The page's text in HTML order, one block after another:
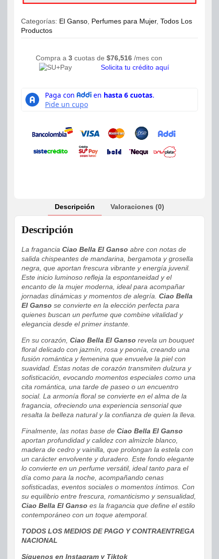
de
125ml
Mujer
Categorías: El Ganso Perfumes para Mujer, Todos Los
Productos
Compra a 3 cuotas de $76,516 /mes con
Solicita tu crédito aquí
Descripción Valoraciones (0)
Descripción
La fragancia Ciao Bella El Ganso abre con notas de
salida chispeantes de mandarina, bergamota y grosella
negra, que aportan frescura vibrante y energía juvenil.
Este inicio luminoso refleja la espontaneidad y el
encanto de la mujer moderna, ideal para acompañar
jornadas dinámicas y momentos de alegría. Ciao Bella
El Ganso se convierte en la elección perfecta para
quienes buscan un perfume que combine vitalidad y
elegancia desde el primer instante.
En su corazón, Ciao Bella El Ganso revela un bouquet
floral delicado con jazmín, rosa y peonía, creando una
fusión romántica y femenina que envuelve la piel con
suavidad. Estas notas de corazón transmiten dulzura y
sofisticación, evocando momentos especiales como una
cita romántica, una tarde de paseo o un encuentro
social. La armonía floral se convierte en el alma de la
fragancia, ofreciendo una experiencia sensorial que
resalta la belleza natural y la confianza de quien la lleva.
Finalmente, las notas base de Ciao Bella El Ganso
aportan profundidad y calidez con almizcle blanco,
madera de cedro y vainilla, que prolongan la estela con
un carácter envolvente y duradero. Este fondo elegante
lo convierte en un perfume versátil, ideal tanto para el
día como para la noche, acompañando cenas
sofisticadas, eventos sociales o momentos íntimos. Con
su equilibrio entre frescura, romanticismo y sensualidad,
Ciao Bella El Ganso es la fragancia que define el estilo
contemporáneo con un toque atemporal.
TODOS LOS MEDIOS DE PAGO Y CONTRAENTREGA
NACIONAL
Síguenos en Instagram y Tiktok